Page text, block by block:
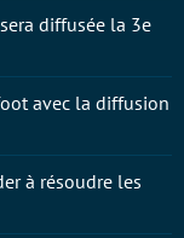
diffusée la 3e
avec la diffusion
à résoudre les